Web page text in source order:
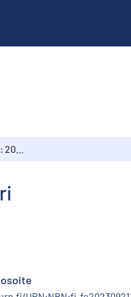
osoite